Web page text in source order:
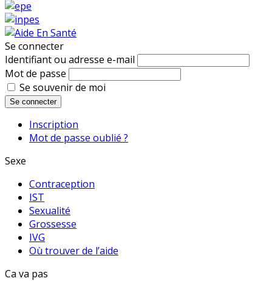
Se connecter
Identifiant ou adresse e-mail
Mot de passe
Se souvenir de moi
Se connecter
Inscription
Mot de passe oublié ?
Sexe
Contraception
IST
Sexualité
Grossesse
IVG
Où trouver de l’aide
Ca va pas